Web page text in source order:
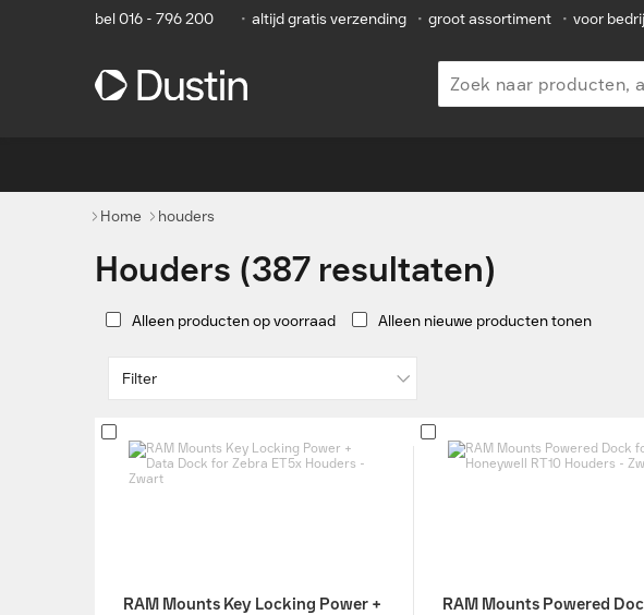
bel 016 - 796 200 • altijd gratis verzending • groot assortiment • voor
Home houders
Houders (387 resultaten)
Alleen producten op voorraad Alleen nieuwe producten tonen
Filter
RAM Mounts Key Locking Power +
RAM Mounts Powered